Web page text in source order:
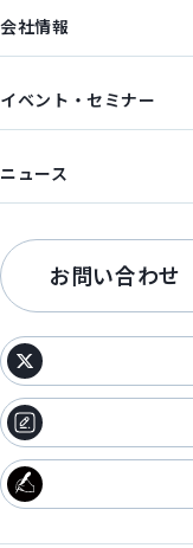
会社情報
イベント・セミナー
ニュース
お問い合わせ